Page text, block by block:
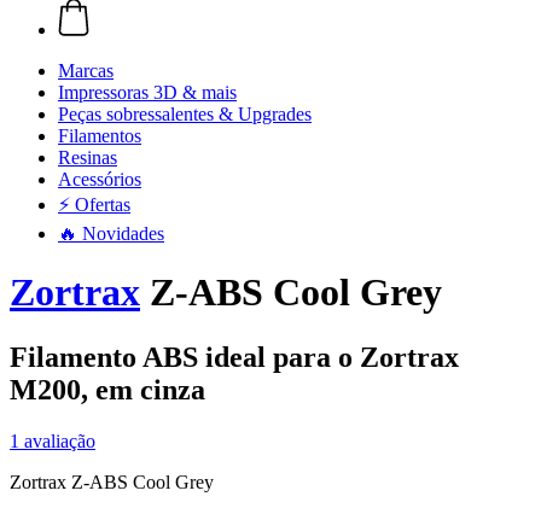
Marcas
Impressoras 3D & mais
Peças sobressalentes & Upgrades
Filamentos
Resinas
Acessórios
⚡ Ofertas
🔥 Novidades
Zortrax Z-ABS Cool Grey
Filamento ABS ideal para o Zortrax
M200, em cinza
1 avaliação
Zortrax Z-ABS Cool Grey